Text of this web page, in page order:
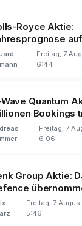
Royce Aktie:
PfundFreitag, 7
6:44
Quantum
Bookings
MissFreitag, 7
6:06
Group Aktie:
Freitag, 7
5:46